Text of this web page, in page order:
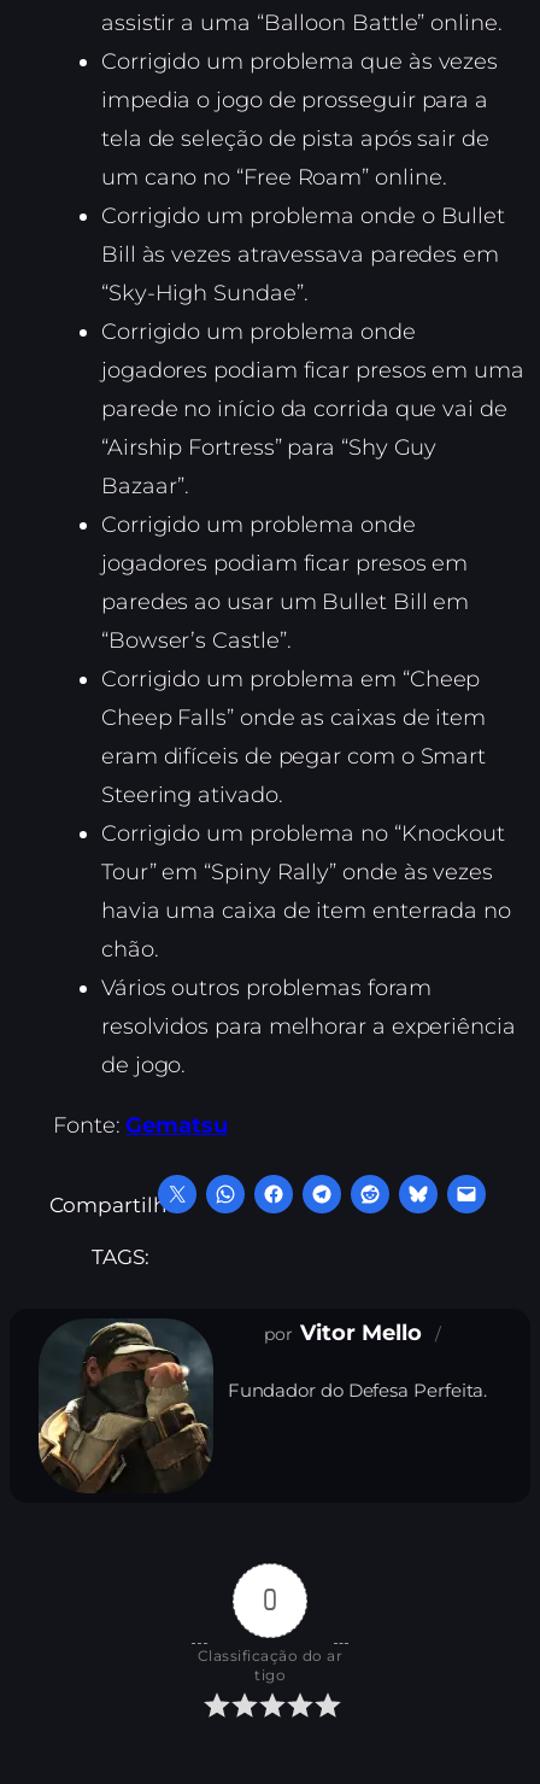
assistir a uma “Balloon Battle” online.
Corrigido um problema que às vezes
impedia o jogo de prosseguir para a
tela de seleção de pista após sair de
um cano no “Free Roam” online.
Corrigido um problema onde o Bullet
Bill às vezes atravessava paredes em
“Sky-High Sundae”.
Corrigido um problema onde
jogadores podiam ficar presos em uma
parede no início da corrida que vai de
“Airship Fortress” para “Shy Guy
Bazaar”.
Corrigido um problema onde
jogadores podiam ficar presos em
paredes ao usar um Bullet Bill em
“Bowser’s Castle”.
Corrigido um problema em “Cheep
Cheep Falls” onde as caixas de item
eram difíceis de pegar com o Smart
Steering ativado.
Corrigido um problema no “Knockout
Tour” em “Spiny Rally” onde às vezes
havia uma caixa de item enterrada no
chão.
Vários outros problemas foram
resolvidos para melhorar a experiência
de jogo.
Fonte:Gematsu
Compartilhe:
TAGS:
Vitor Mello
Fundador do Defesa Perfeita.
0
Classificação do ar
tigo